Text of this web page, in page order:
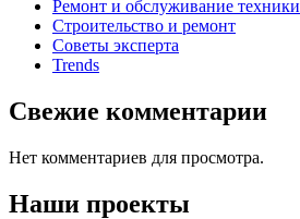
Ремонт и обслуживание техники
Строительство и ремонт
Советы эксперта
Trends
Свежие комментарии
Нет комментариев для просмотра.
Наши проекты